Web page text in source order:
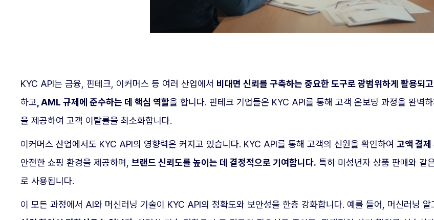
KYC API는 금융, 핀테크, 이커머스 등 여러 산업에서 비대면 신뢰를 구축하는 중요한 도구로 광범위하게 활용되
하고 , AML 규제에 준수하는 데 핵심 역할을 합니다. 핀테크 기업들은 KYC API를 통해 고객 온보딩 과정을 완벽
을 제공하여 고객 이탈률을 최소화합니다.
이커머스 산업에서도 KYC API의 영향력은 커지고 있습니다. KYC API를 통해 고객의 신원을 확인하여 고액 결제
안전한 쇼핑 환경을 제공하며, 브랜드 신뢰도를 높이는 데 결정적으로 기여합니다. 특히 미성년자 상품 판매와 같
로 사용됩니다.
이 모든 과정에서 AI와 머신러닝 기술이 KYC API의 정확도와 보안성을 한층 강화합니다. 예를 들어, 머신러닝